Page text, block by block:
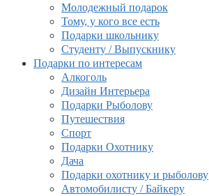
Молодежный подарок
Тому, у кого все есть
Подарки школьнику
Студенту / Выпускнику
Подарки по интересам
Алкоголь
Дизайн Интерьера
Подарки Рыболову
Путешествия
Спорт
Подарки Охотнику
Дача
Подарки охотнику и рыболову
Автомобилисту / Байкеру